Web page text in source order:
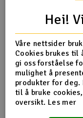
Raketter
Solenergi
Screws, 4x12mm
Flere detaljer
Produktet er
forbundet med
Hei!
Våre nettsider
Cookies brukes til
gi oss forståelse
mulighet å
produkter for deg.
til å bruke
oversikt. Les mer